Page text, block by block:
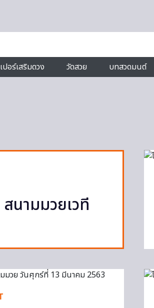
ปอร์เสริมดวง วัดสวย บทสวดมนต์
นามมวยเวที